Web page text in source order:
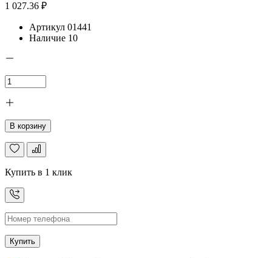
1 027.36 ₽
Артикул 01441
Наличие 10
В корзину
Купить в 1 клик
Купить